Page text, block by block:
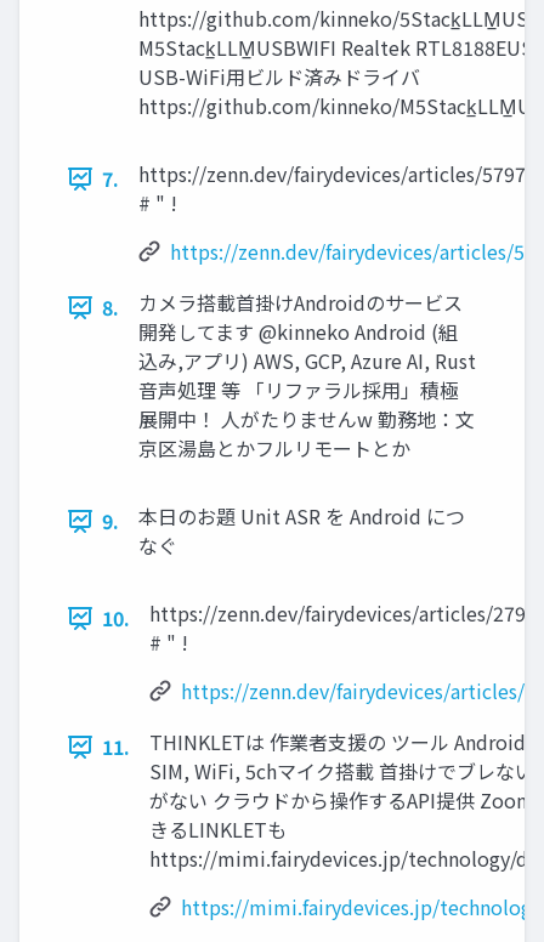
https://github.com/kinneko/
M5Stack̲LLM̲USBWIFI Realtek
USB-WiFi用ビルド済みドライバ
https://github.com/kinneko/
7.
https://zenn.dev/fairydevices/articles/
# " !
https://zenn.dev/fairydevices/articles/
8.
カメラ搭載首掛けAndroidのサービス
開発してます @kinneko Android (組
込み,アプリ) AWS, GCP, Azure AI, Rust
音声処理 等 「リファラル採用」積極
展開中！ 人がたりませんw 勤務地：文
京区湯島とかフルリモートとか
9.
本日のお題 Unit ASR を Android につ
なぐ
10.
https://zenn.dev/fairydevices/articles/
# " !
https://zenn.dev/fairydevices/articles/
11.
THINKLETは 作業者支援の ツール Android
SIM, WiFi, 5chマイク搭載 首掛けでブレない
がない クラウドから操作するAPI提供 Zoom
きるLINKLETも
https://mimi.fairydevices.jp/technology/
https://mimi.fairydevices.jp/